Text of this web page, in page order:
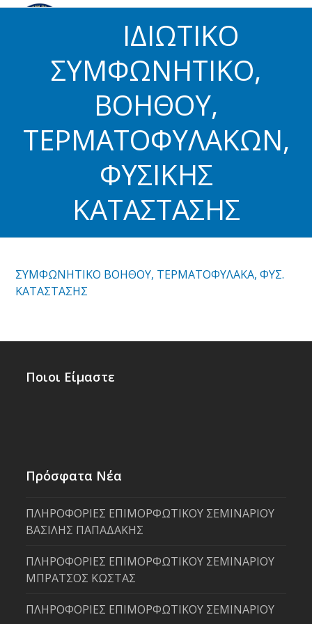
SkipOpen
menu
Close
menu
ΙΔΙΩΤΙΚΟ
ΣΥΜΦΩΝΗΤΙΚΟ,
ΒΟΗΘΟΥ,
ΤΕΡΜΑΤΟΦΥΛΑΚΩΝ,
ΦΥΣΙΚΗΣ
ΚΑΤΑΣΤΑΣΗΣ
ΣΥΜΦΩΝΗΤΙΚΟ ΒΟΗΘΟΥ, ΤΕΡΜΑΤΟΦΥΛΑΚΑ, ΦΥΣ.
ΚΑΤΑΣΤΑΣΗΣ
Ποιοι Είμαστε
Πρόσφατα Νέα
ΠΛΗΡΟΦΟΡΙΕΣ ΕΠΙΜΟΡΦΩΤΙΚΟΥ ΣΕΜΙΝΑΡΙΟΥ
ΒΑΣΙΛΗΣ ΠΑΠΑΔΑΚΗΣ
ΠΛΗΡΟΦΟΡΙΕΣ ΕΠΙΜΟΡΦΩΤΙΚΟΥ ΣΕΜΙΝΑΡΙΟΥ
ΜΠΡΑΤΣΟΣ ΚΩΣΤΑΣ
ΠΛΗΡΟΦΟΡΙΕΣ ΕΠΙΜΟΡΦΩΤΙΚΟΥ ΣΕΜΙΝΑΡΙΟΥ